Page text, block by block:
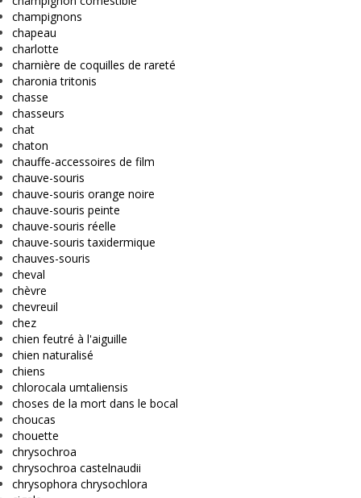
champignons
chapeau
charlotte
charnière de coquilles de rareté
charonia tritonis
chasse
chasseurs
chat
chaton
chauffe-accessoires de film
chauve-souris
chauve-souris orange noire
chauve-souris peinte
chauve-souris réelle
chauve-souris taxidermique
chauves-souris
cheval
chèvre
chevreuil
chez
chien feutré à l'aiguille
chien naturalisé
chiens
chlorocala umtaliensis
choses de la mort dans le bocal
choucas
chouette
chrysochroa
chrysochroa castelnaudii
chrysophora chrysochlora